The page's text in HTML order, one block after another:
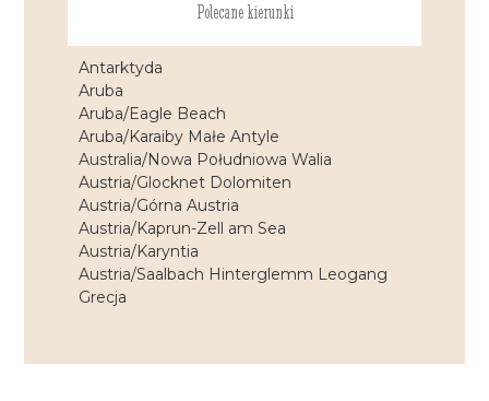
Polecane kierunki
Antarktyda
Aruba
Aruba/Eagle Beach
Aruba/Karaiby Małe Antyle
Australia/Nowa Południowa Walia
Austria/Glocknet Dolomiten
Austria/Górna Austria
Austria/Kaprun-Zell am Sea
Austria/Karyntia
Austria/Saalbach Hinterglemm Leogang
Grecja